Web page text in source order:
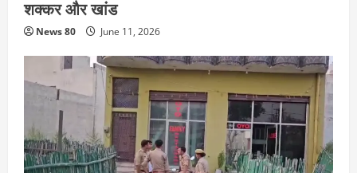
शक्कर और खांड
News 80 June 11, 2026